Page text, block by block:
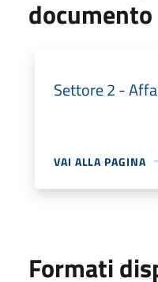
documento
Settore 2 -
VAI ALLA PAGINA
Formati